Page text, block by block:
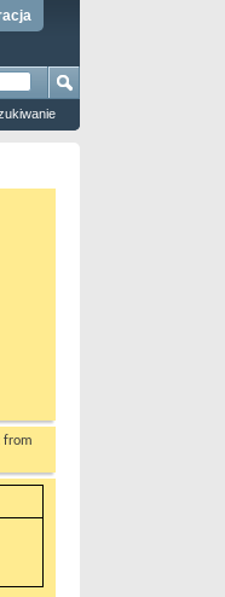
from